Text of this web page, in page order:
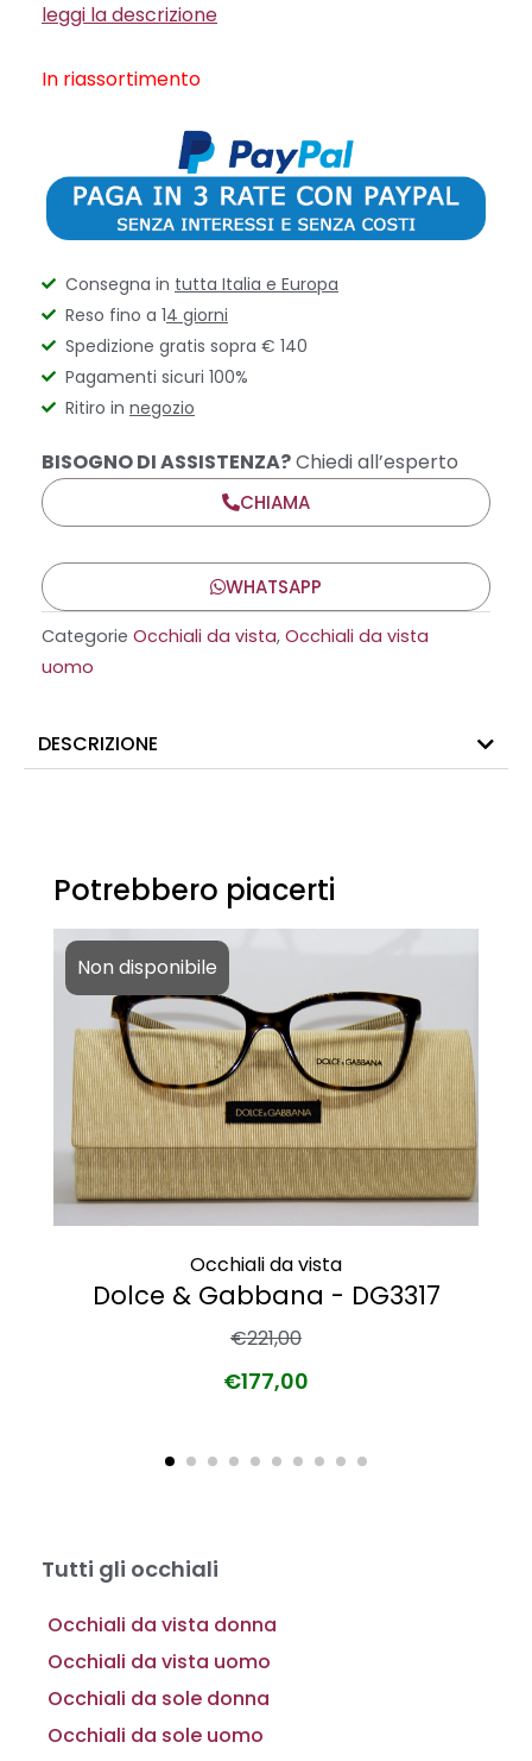
leggi la descrizione
In riassortimento
Consegna in tutta Italia e Europa
Reso fino a 14 giorni
Spedizione gratis sopra € 140
Pagamenti sicuri 100%
Ritiro in negozio
BISOGNO DI ASSISTENZA?Chiedi all’esperto
CHIAMA
WHATSAPP
Categorie Occhiali da vista, Occhiali da vista
uomo
DESCRIZIONE
Potrebbero piacerti
Non disponibile
Occhiali da vista
Dolce & Gabbana - DG3317
€221,00
€177,00
Tutti gli occhiali
Occhiali da vista donna
Occhiali da vista uomo
Occhiali da sole donna
Occhiali da sole uomo